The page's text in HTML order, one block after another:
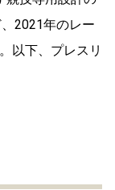
2021年のレー
以下、プレスリ